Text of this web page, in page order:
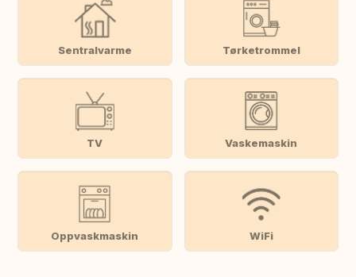
Sentralvarme Tørketrommel
TV Vaskemaskin
Oppvaskmaskin WiFi